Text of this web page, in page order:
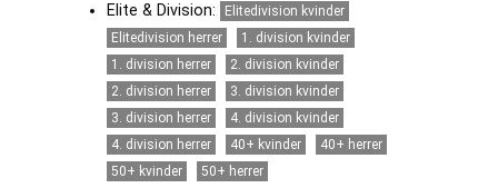
Elite & Division:
Elitedivision kvinder
Elitedivision herrer
1. division kvinder
1. division herrer
2. division kvinder
2. division herrer
3. division kvinder
3. division herrer
4. division kvinder
4. division herrer
40+ kvinder
40+ herrer
50+ kvinder
50+ herrer